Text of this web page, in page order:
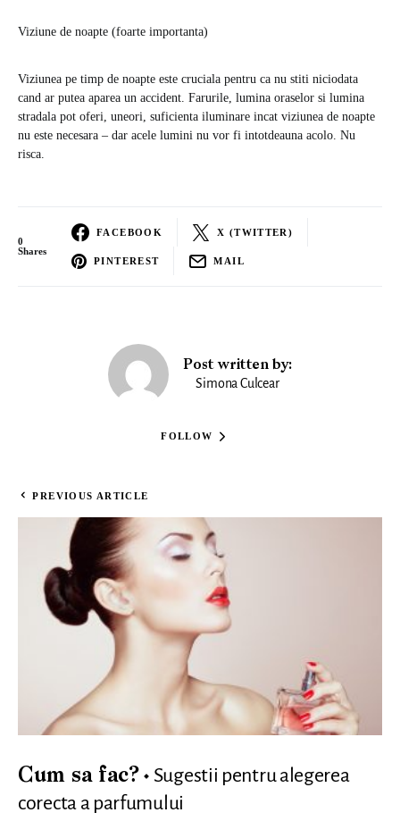
Viziune de noapte (foarte importanta)
Viziunea pe timp de noapte este cruciala pentru ca nu stiti niciodata
cand ar putea aparea un accident. Farurile, lumina oraselor si lumina
stradala pot oferi, uneori, suficienta iluminare incat viziunea de noapte
nu este necesara – dar acele lumini nu vor fi intotdeauna acolo. Nu
risca.
0
Shares
FACEBOOK X (TWITTER)
PINTEREST MAIL
Post written by:
Simona Culcear
FOLLOW
PREVIOUS ARTICLE
Cum sa fac?
Sugestii pentru alegerea
corecta a parfumului